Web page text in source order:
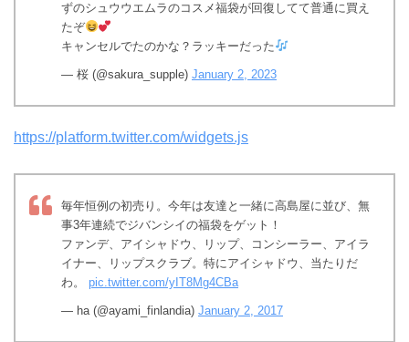
ずのシュウウエムラのコスメ福袋が回復してて普通に買え
たぞ
キャンセルでたのかな？ラッキーだった
— 桜 (@sakura_supple) January 2, 2023
https://platform.twitter.com/widgets.js
毎年恒例の初売り。今年は友達と一緒に高島屋に並び、無
事3年連続でジバンシイの福袋をゲット！
ファンデ、アイシャドウ、リップ、コンシーラー、アイラ
イナー、リップスクラブ。特にアイシャドウ、当たりだ
わ。 pic.twitter.com/yIT8Mg4CBa
— ha (@ayami_finlandia) January 2, 2017